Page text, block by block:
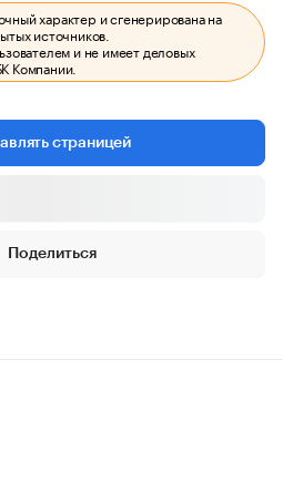
характер и сгенерирована на
источников.
и не имеет деловых
Компании.
страницей
Поделиться